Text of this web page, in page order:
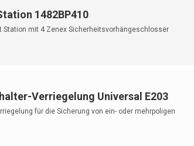
1482BP410
Station mit 4 Zenex Sicherheitsvorhängeschlosser
Verriegelung Universal E203
für die Sicherung von ein- oder mehrpoligen